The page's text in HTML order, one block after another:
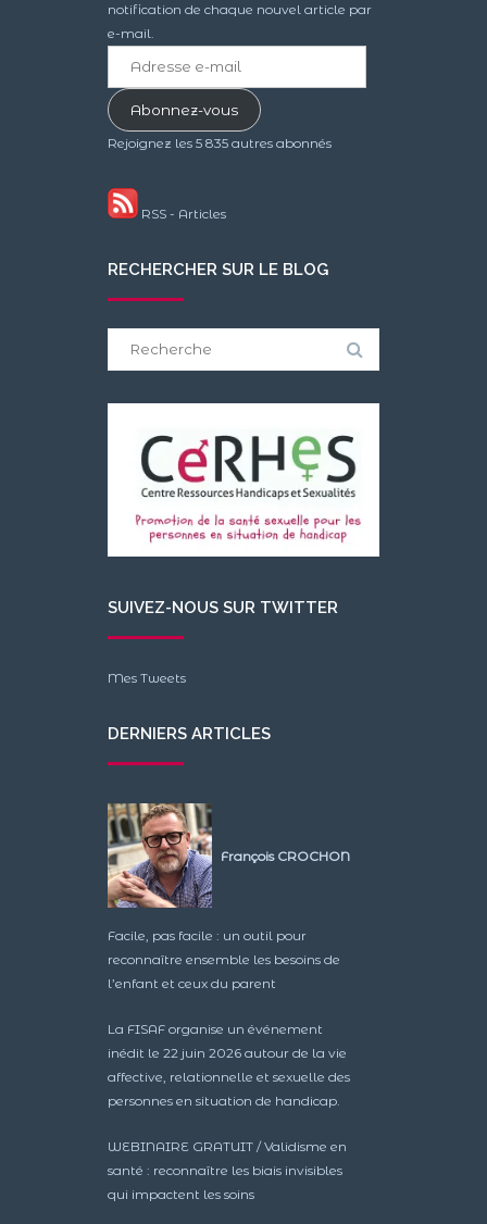
notification de chaque nouvel article par
e-mail.
mailAbonnez-vous
Rejoignez les 5 835 autres abonnés
RSS - Articles
RECHERCHER SUR LE BLOG
SUIVEZ-NOUS SUR TWITTER
Mes Tweets
DERNIERS ARTICLES
François CROCHON
Facile, pas facile : un outil pour
reconnaître ensemble les besoins de
l’enfant et ceux du parent
La FISAF organise un événement
inédit le 22 juin 2026 autour de la vie
affective, relationnelle et sexuelle des
personnes en situation de handicap.
WEBINAIRE GRATUIT / Validisme en
santé : reconnaître les biais invisibles
qui impactent les soins